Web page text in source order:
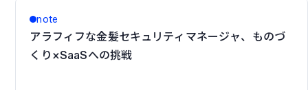
note
アラフィフな金髪セキュリティマネージャ、ものづ
くり×SaaSへの挑戦